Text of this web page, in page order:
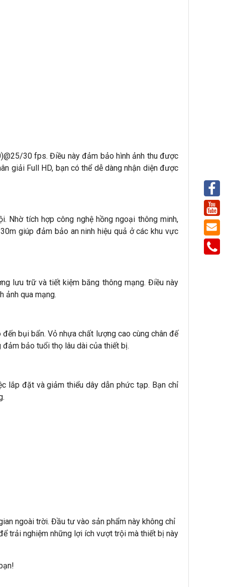
30 fps. Điều này đảm bảo hình ảnh thu được
giải Full HD, bạn có thể dễ dàng nhận diện được
Nhờ tích hợp công nghệ hồng ngoại thông minh,
giúp đảm bảo an ninh hiệu quả ở các khu vực
lưu trữ và tiết kiệm băng thông mạng. Điều này
ảnh qua mạng.
bụi bẩn. Vỏ nhựa chất lượng cao cùng chân đế
bảo tuổi thọ lâu dài của thiết bị.
lắp đặt và giảm thiểu dây dẫn phức tạp. Bạn chỉ
ngoài trời. Đầu tư vào sản phẩm này không chỉ
trải nghiệm những lợi ích vượt trội mà thiết bị này